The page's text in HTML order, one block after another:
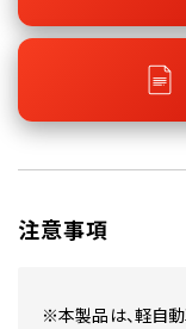
注意事項
※本製品は、軽自動